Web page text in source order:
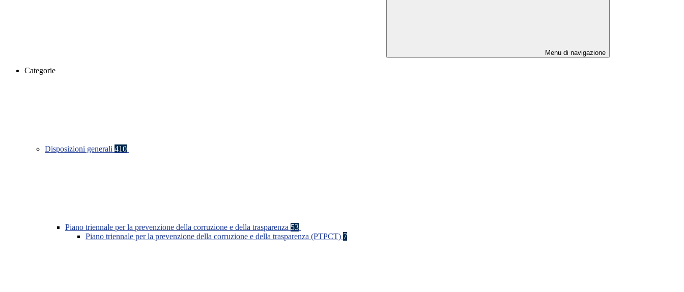
Menu di navigazione
Categorie
Disposizioni generali 410
Piano triennale per la prevenzione della corruzione e della trasparenza 53
Piano triennale per la prevenzione della corruzione e della trasparenza (PTPCT) 7